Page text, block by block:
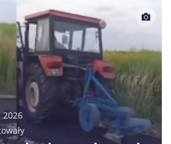
2026